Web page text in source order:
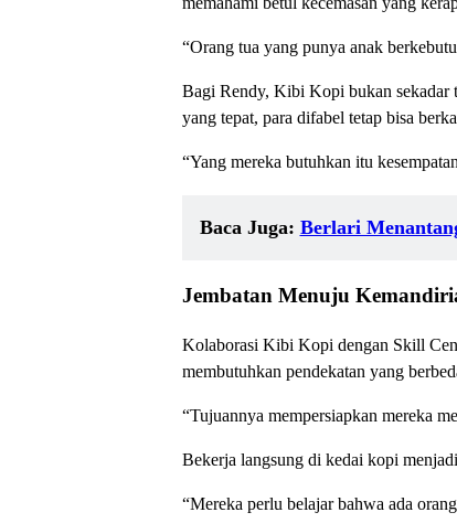
“Orang tua yang punya anak
Bagi Rendy, Kibi Kopi bukan sekadar
yang tepat, para difabel tetap bisa
“Yang mereka butuhkan itu
Baca Juga: Berlari
Jembatan Menuju
Kolaborasi Kibi Kopi dengan Skill
membutuhkan pendekatan yang
“Tujuannya mempersiapkan mereka
Bekerja langsung di kedai kopi
“Mereka perlu belajar bahwa ada